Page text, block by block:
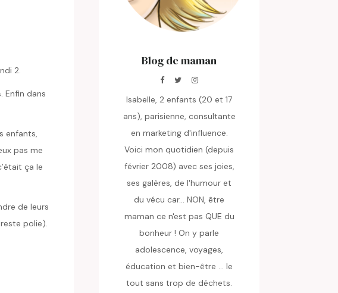
2.
Enfin dans
enfants,
pas me
ça le
de leurs
polie).
Blog de maman
Isabelle, 2 enfants (20 et 17
ans), parisienne, consultante
en marketing d'influence.
Voici mon quotidien (depuis
février 2008) avec ses joies,
ses galères, de l'humour et
du vécu car... NON, être
maman ce n'est pas QUE du
bonheur ! On y parle
adolescence, voyages,
éducation et bien-être ... le
tout sans trop de déchets.